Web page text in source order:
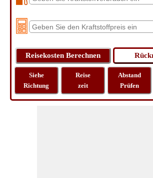
Siehe
Richtung
Reise
zeit
Abstand
Prüfen